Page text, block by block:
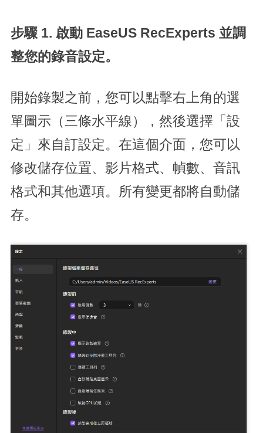
步驟 1. 啟動 EaseUS RecExperts 並調
整您的錄音設定。
開始錄製之前，您可以點擊右上角的選
單圖示（三條水平線），然後選擇「設
定」來自訂設定。在這個介面，您可以
修改儲存位置、影片格式、幀數、音訊
格式和其他選項。所有變更都將自動儲
存。